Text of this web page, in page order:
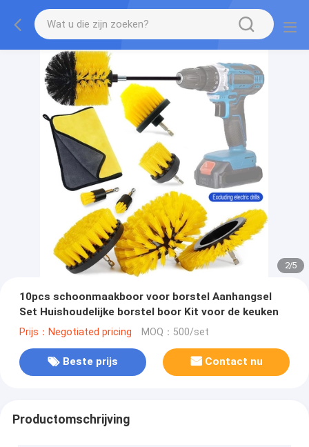
2/5
10pcs schoonmaakboor voor borstel Aanhangsel
Set Huishoudelijke borstel boor Kit voor de keuken
Prijs：Negotiated pricing MOQ：500/set
Beste prijs Contact nu
Productomschrijving